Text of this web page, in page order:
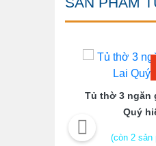
Tủ thờ 3 ngăn
Quý
(còn 2 sản